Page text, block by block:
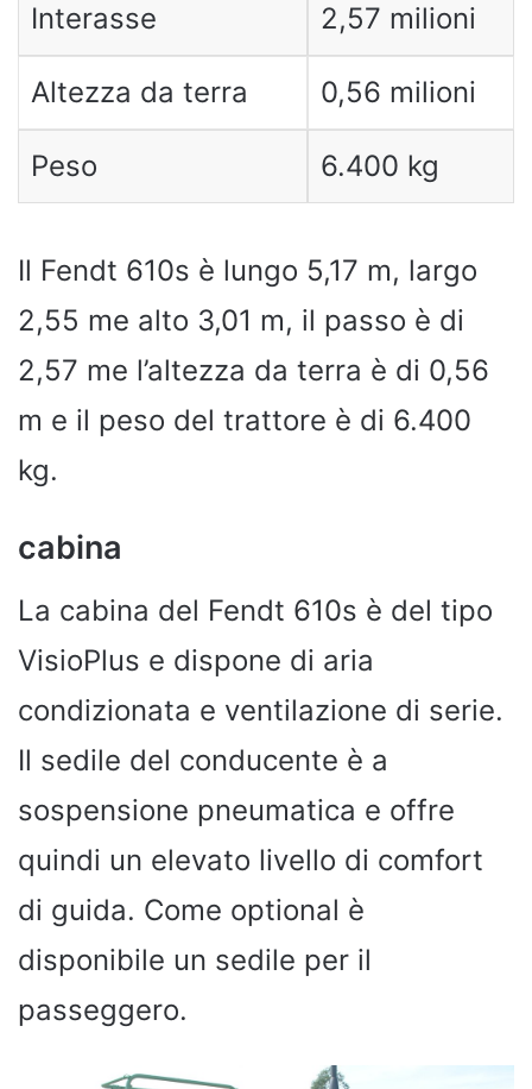
Interasse 2,57 milioni
Altezza da terra 0,56 milioni
Peso 6.400 kg
Il Fendt 610s è lungo 5,17 m, largo
2,55 me alto 3,01 m, il passo è di
2,57 me l’altezza da terra è di 0,56
m e il peso del trattore è di 6.400
kg.
cabina
La cabina del Fendt 610s è del tipo
VisioPlus e dispone di aria
condizionata e ventilazione di serie.
Il sedile del conducente è a
sospensione pneumatica e offre
quindi un elevato livello di comfort
di guida. Come optional è
disponibile un sedile per il
passeggero.